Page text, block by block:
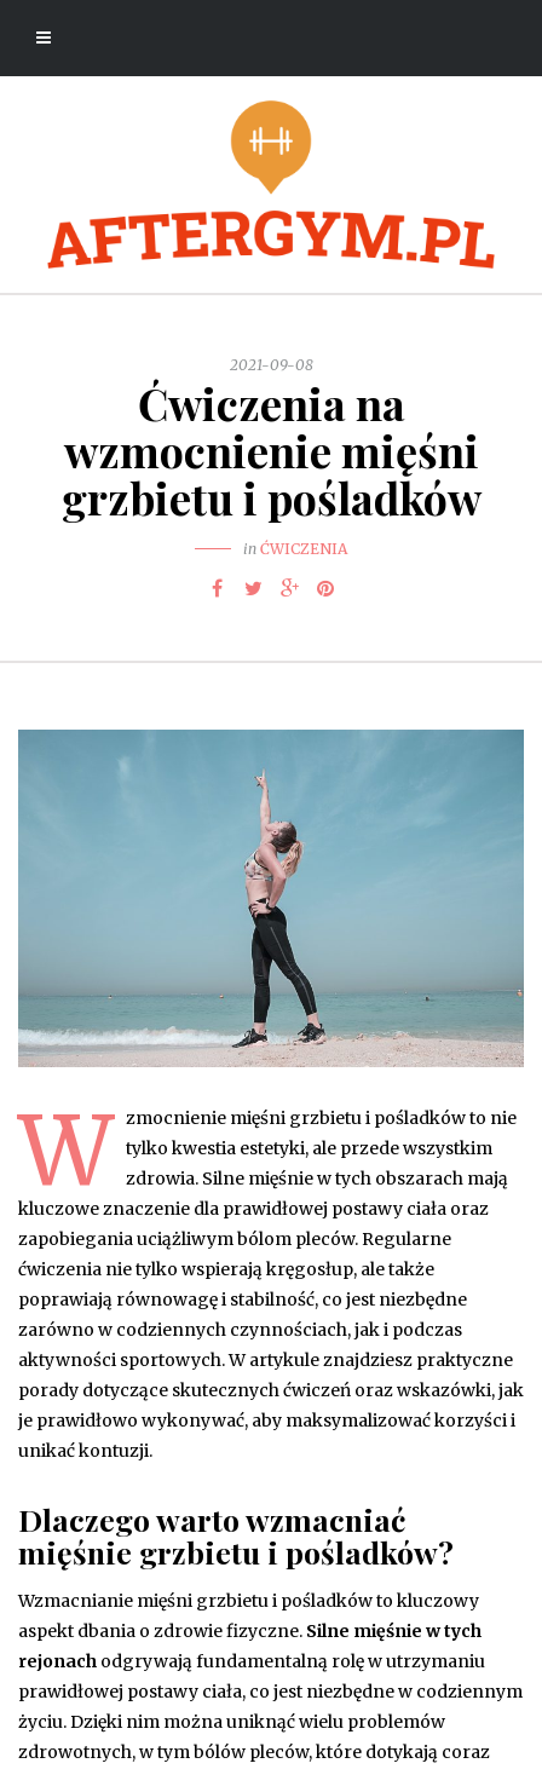
2021-09-08
Ćwiczenia na
wzmocnienie mięśni
grzbietu i pośladków
in ĆWICZENIA
W zmocnienie mięśni grzbietu i pośladków to nie
tylko kwestia estetyki, ale przede wszystkim
zdrowia. Silne mięśnie w tych obszarach mają
kluczowe znaczenie dla prawidłowej postawy ciała oraz
zapobiegania uciążliwym bólom pleców. Regularne
ćwiczenia nie tylko wspierają kręgosłup, ale także
poprawiają równowagę i stabilność, co jest niezbędne
zarówno w codziennych czynnościach, jak i podczas
aktywności sportowych. W artykule znajdziesz praktyczne
porady dotyczące skutecznych ćwiczeń oraz wskazówki, jak
je prawidłowo wykonywać, aby maksymalizować korzyści i
unikać kontuzji.
Dlaczego warto wzmacniać
mięśnie grzbietu i pośladków?
Wzmacnianie mięśni grzbietu i pośladków to kluczowy
aspekt dbania o zdrowie fizyczne. Silne mięśnie w tych
rejonach odgrywają fundamentalną rolę w utrzymaniu
prawidłowej postawy ciała, co jest niezbędne w codziennym
życiu. Dzięki nim można uniknąć wielu problemów
zdrowotnych, w tym bólów pleców, które dotykają coraz